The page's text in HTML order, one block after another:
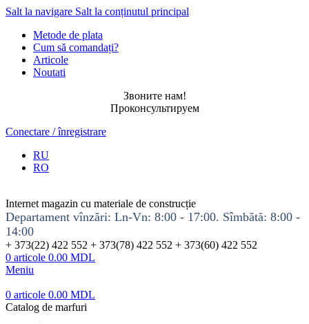
Salt la navigare Salt la conținutul principal
Metode de plata
Cum să comandați?
Articole
Noutati
Звоните нам!
Проконсультируем
Conectare / înregistrare
RU
RO
Internet magazin cu materiale de construcție
Departament vînzări: Ln-Vn: 8:00 - 17:00. Sîmbătă: 8:00 -
14:00
+ 373(22) 422 552 + 373(78) 422 552 + 373(60) 422 552
0 articole 0.00 MDL
Meniu
0 articole 0.00 MDL
Catalog de marfuri